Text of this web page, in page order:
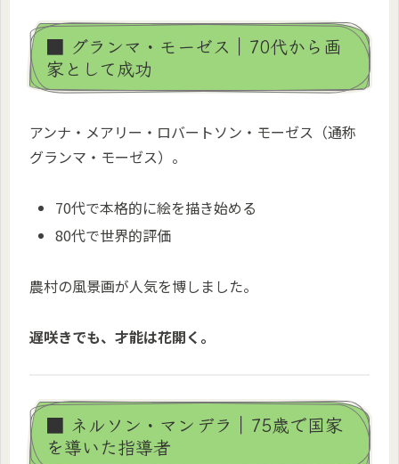
■ グランマ・モーゼス｜70代から画
家として成功
アンナ・メアリー・ロバートソン・モーゼス（通称
グランマ・モーゼス）。
70代で本格的に絵を描き始める
80代で世界的評価
農村の風景画が人気を博しました。
遅咲きでも、才能は花開く。
■ ネルソン・マンデラ｜75歳で国家
を導いた指導者